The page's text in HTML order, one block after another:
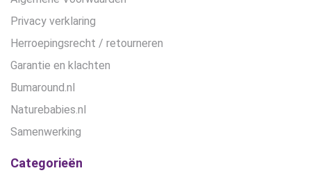
Privacy verklaring
Herroepingsrecht / retourneren
Garantie en klachten
Bumaround.nl
Naturebabies.nl
Samenwerking
Categorieën